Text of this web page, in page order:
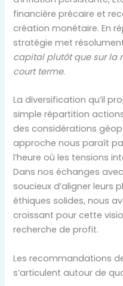
financière précaire et
création monétaire. En
stratégie met
capital plutôt que sur la
court terme.
La diversification qu’il
simple répartition
des considérations
approche nous paraît
l’heure où les tensions
Dans nos échanges
soucieux d’aligner leurs
éthiques solides, nous
croissant pour cette
recherche de profit.
Les recommandations
s’articulent autour de